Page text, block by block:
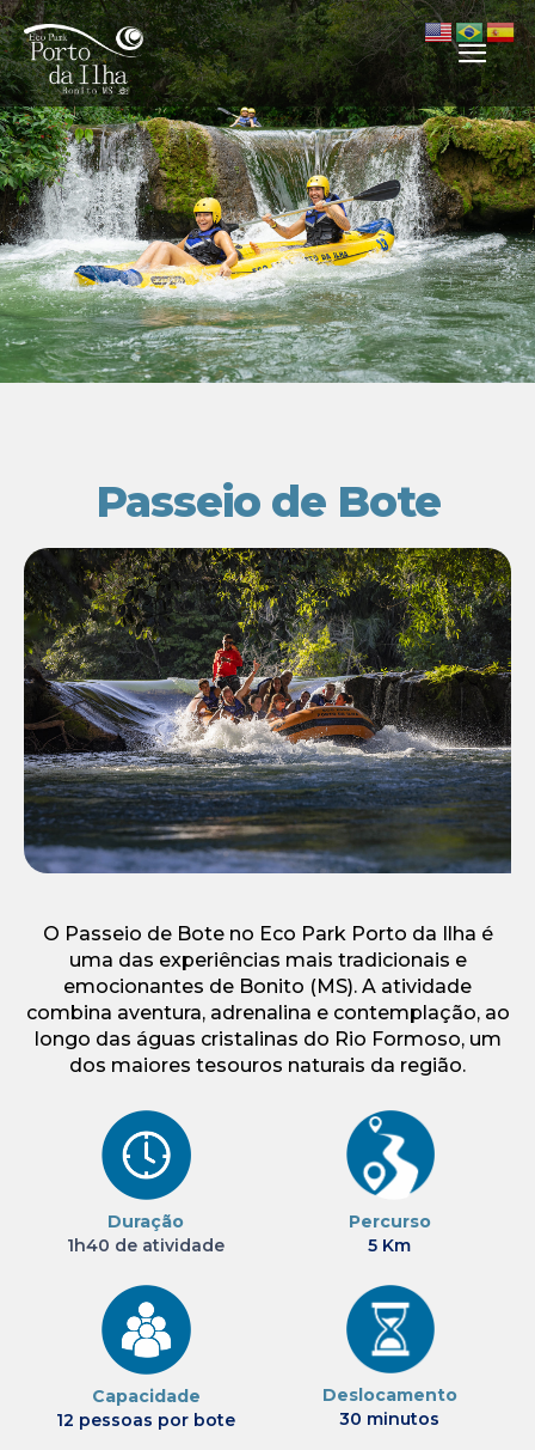
Passeio de Bote
O Passeio de Bote no Eco Park Porto da Ilha é
uma das experiências mais tradicionais e
emocionantes de Bonito (MS). A atividade
combina aventura, adrenalina e contemplação, ao
longo das águas cristalinas do Rio Formoso, um
dos maiores tesouros naturais da região.
Duração
1h40 de atividade
Percurso
5 Km
Capacidade
12 pessoas por bote
Deslocamento
30 minutos